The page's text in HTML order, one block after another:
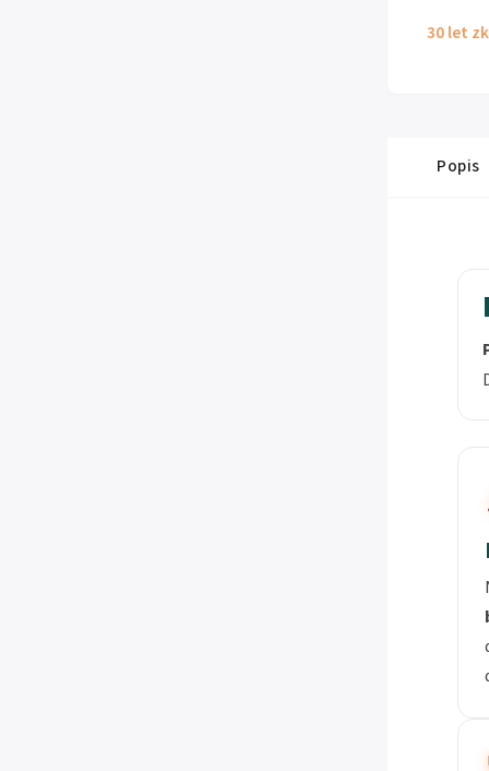
30 let
Popis